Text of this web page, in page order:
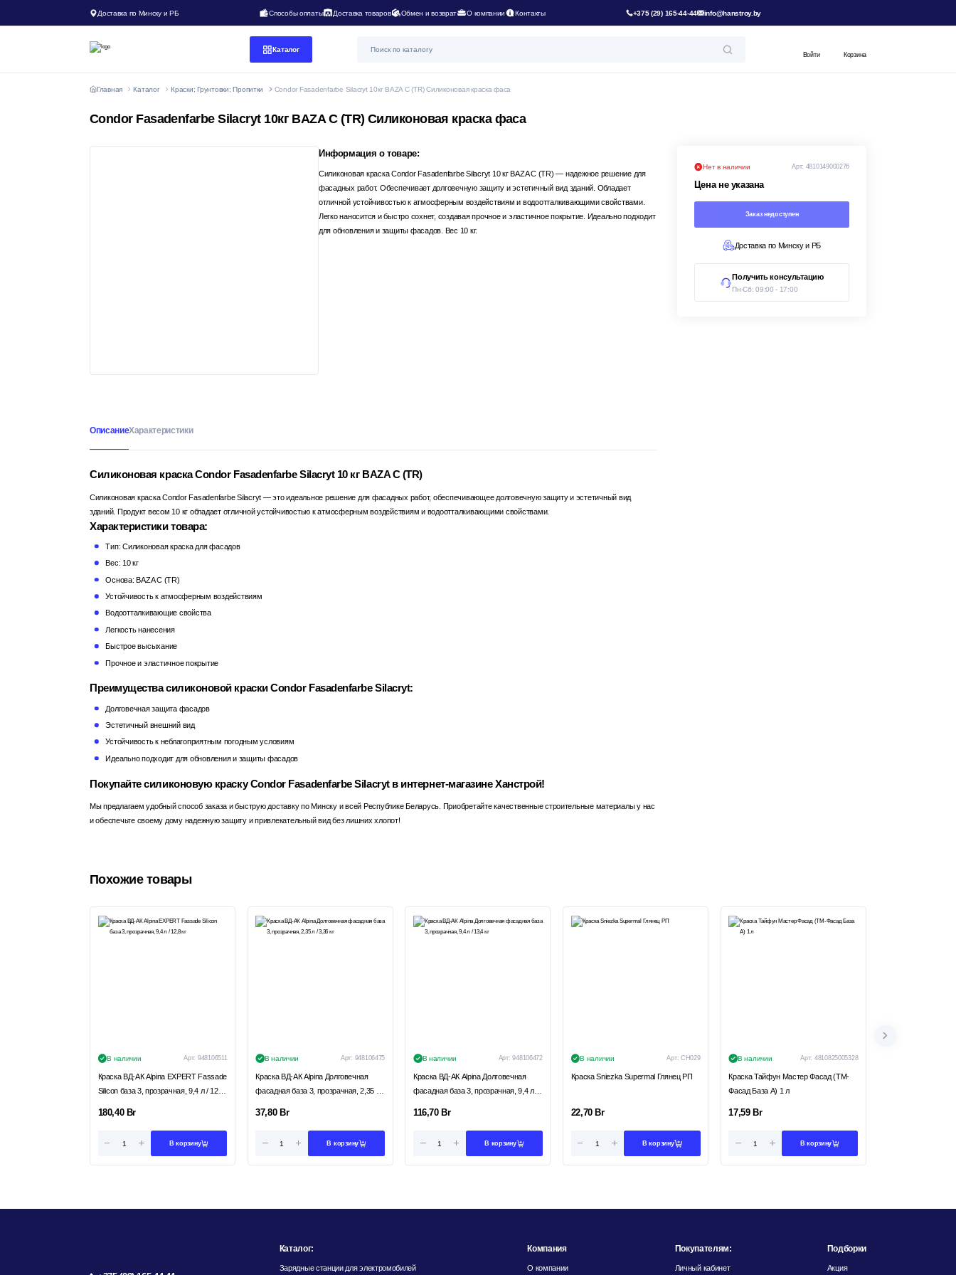
Доставка по Минску и РБ Способы оплаты Доставка товаров Обмен и возврат О компании Контакты +375 (29) 165-44-44 info@hanstroy.by
Каталог
Войти Корзина
Главная Каталог Краски; Грунтовки; Пропитки Condor Fasadenfarbe Silacryt 10кг BAZA C (TR) Силиконовая краска фаса
Condor Fasadenfarbe Silacryt 10кг BAZA C (TR) Силиконовая краска фаса
Информация о товаре:
Силиконовая краска Condor Fasadenfarbe Silacryt 10 кг BAZA C (TR) — надежное решение для
фасадных работ. Обеспечивает долговечную защиту и эстетичный вид зданий. Обладает
отличной устойчивостью к атмосферным воздействиям и водоотталкивающими свойствами.
Легко наносится и быстро сохнет, создавая прочное и эластичное покрытие. Идеально подходит
для обновления и защиты фасадов. Вес 10 кг.
Нет в наличии Арт: 4810149000276
Цена не указана
Заказ недоступен
Доставка по Минску и РБ
Получить консультацию
Пн-Сб: 09:00 - 17:00
ОписаниеХарактеристики
Силиконовая краска Condor Fasadenfarbe Silacryt 10 кг BAZA C (TR)
Силиконовая краска Condor Fasadenfarbe Silacryt — это идеальное решение для фасадных работ, обеспечивающее долговечную защиту и эстетичный вид
зданий. Продукт весом 10 кг обладает отличной устойчивостью к атмосферным воздействиям и водоотталкивающими свойствами.
Характеристики товара:
Тип: Силиконовая краска для фасадов
Вес: 10 кг
Основа: BAZA C (TR)
Устойчивость к атмосферным воздействиям
Водоотталкивающие свойства
Легкость нанесения
Быстрое высыхание
Прочное и эластичное покрытие
Преимущества силиконовой краски Condor Fasadenfarbe Silacryt:
Долговечная защита фасадов
Эстетичный внешний вид
Устойчивость к неблагоприятным погодным условиям
Идеально подходит для обновления и защиты фасадов
Покупайте силиконовую краску Condor Fasadenfarbe Silacryt в интернет-магазине Ханстрой!
Мы предлагаем удобный способ заказа и быструю доставку по Минску и всей Республике Беларусь. Приобретайте качественные строительные материалы у нас
и обеспечьте своему дому надежную защиту и привлекательный вид без лишних хлопот!
Похожие товары
В наличии Арт: 948106511
Краска ВД-АК Alpina EXPERT Fassade
Silicon база 3, прозрачная, 9,4 л / 12,8
180,40 Br
В корзину
В наличии Арт: 948106475
Краска ВД-АК Alpina Долговечная
фасадная база 3, прозрачная, 2,35 л /
37,80 Br
В корзину
В наличии Арт:948106472
Краска ВД-АК Alpina Долговечная
фасадная база 3, прозрачная, 9,4 л /
116,70 Br
В корзину
В наличии Арт:СН029
Краска Sniezka Supermal Глянец РП
22,70 Br
В корзину
В наличии Арт: 4810825005328
Краска Тайфун Мастер Фасад (ТМ-
Фасад База А) 1 л
17,59 Br
В корзину
Каталог:
Зарядные станции для электромобилей
Компания
О компании
Покупателям:
Личный кабинет
Подборки
Акция